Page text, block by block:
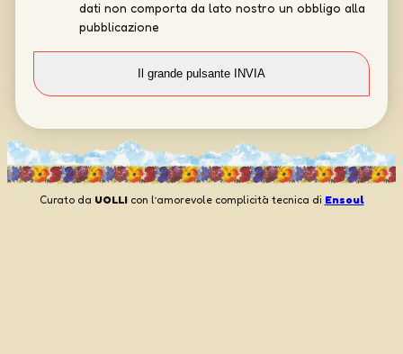
dati non comporta da lato nostro un obbligo alla
pubblicazione
Curato da UOLLIcon l’amorevole complicità tecnica di Ensoul